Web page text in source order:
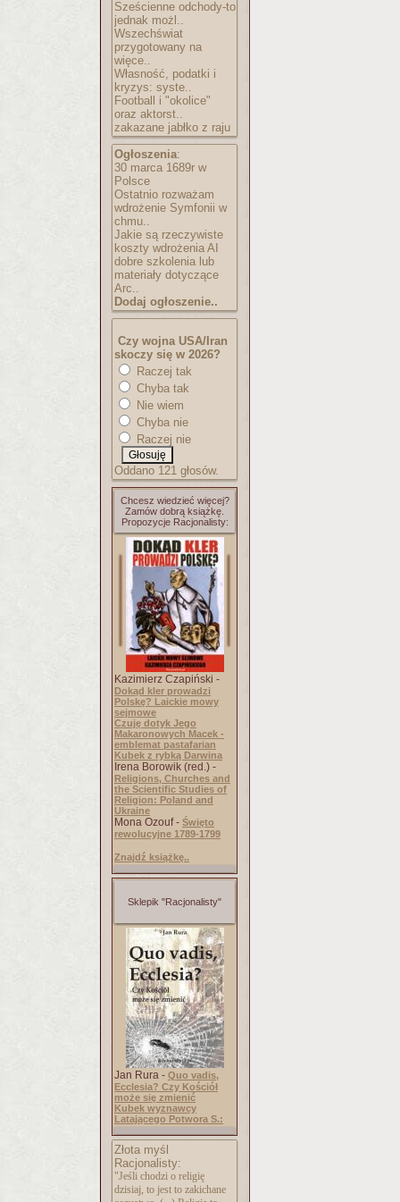
Sześcienne odchody-to
jednak możl..
Wszechświat
przygotowany na
więce..
Własność, podatki i
kryzys: syste..
Football i "okolice"
oraz aktorst..
zakazane jabłko z raju
Ogłoszenia:
30 marca 1689r w
Polsce
Ostatnio rozważam
wdrożenie Symfonii w
chmu..
Jakie są rzeczywiste
koszty wdrożenia AI
dobre szkolenia lub
materiały dotyczące
Arc..
Dodaj ogłoszenie..
Czy wojna USA/Iran
skoczy się w 2026?
Raczej tak
Chyba tak
Nie wiem
Chyba nie
Raczej nie
Oddano 121 głosów.
Chcesz wiedzieć więcej?
Zamów dobrą książkę.
Propozycje Racjonalisty:
Kazimierz Czapiński -
Dokąd kler prowadzi
Polskę? Laickie mowy
sejmowe
Czuję dotyk Jego
Makaronowych Macek -
emblemat pastafarian
Kubek z rybką Darwina
Irena Borowik (red.) -
Religions, Churches and
the Scientific Studies of
Religion: Poland and
Ukraine
Mona Ozouf - Święto
rewolucyjne 1789-1799
Znajdź książkę..
Sklepik "Racjonalisty"
Jan Rura - Quo vadis,
Ecclesia? Czy Kościół
może się zmienić
Kubek wyznawcy
Latającego Potwora S.:
Złota myśl
Racjonalisty:
"Jeśli chodzi o religię
dzisiaj, to jest to zakichane